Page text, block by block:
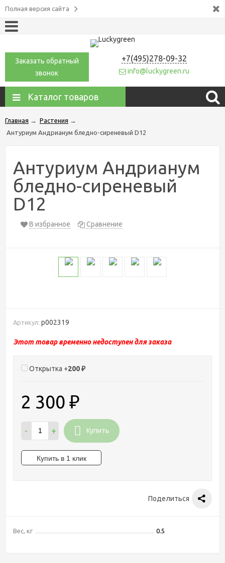
Полная версия сайта
Заказать обратный
звонок
+7(495)278-09-32
info@luckygreen.ru
Каталог товаров
Главная → Растения →
Антуриум Андрианум бледно-сиреневый D12
Антуриум Андрианум
бледно-сиреневый
D12
В избранное Сравнение
Артикул: р002319
Этот товар временно недоступен для заказа
Открытка +200₽
2 300 ₽
- + Купить
Поделиться
Вес, кг 0.5